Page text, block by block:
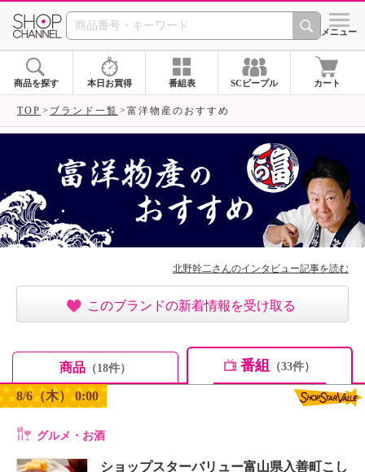
SHOP CHANNEL ショッ
メニュー
商品を探す 本日お買得 番組表 SCピープル カート
TOP ブランド一覧 富洋物産のおすすめ
北野幹二さんのインタビュー記事を読む
このブランドの新着情報を受け取る
商品 （18件） 番組 （33件）
8/6（木） 0:00
グルメ・お酒
ショップスターバリュー富山県入善町こし